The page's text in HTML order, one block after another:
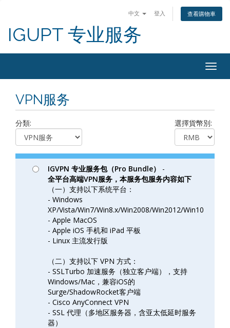
中文 登入 查看購物車
IGUPT 专业服务
VPN服务
分類: 選擇貨幣別:
IGVPN 专业服务包（Pro Bundle）
-
全平台高端VPN服务，本服务包服务内容如下
（一）支持以下系统平台：
- Windows
XP/Vista/Win7/Win8.x/Win2008/Win2012/Win10
- Apple MacOS
- Apple iOS 手机和 iPad 平板
- Linux 主流发行版
（二）支持以下 VPN 方式：
- SSLTurbo 加速服务（独立客户端），支持
Windows/Mac，兼容iOS的
Surge/ShadowRocket客户端
- Cisco AnyConnect VPN
- SSL 代理（多地区服务器，含亚太低延时服务
器）